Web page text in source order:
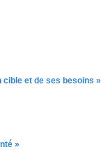
et de ses besoins »
»